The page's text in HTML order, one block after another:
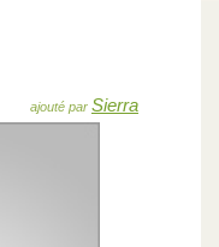
ajouté par Sierra